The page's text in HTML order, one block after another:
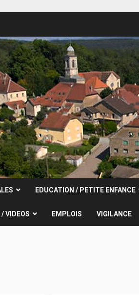
EDUCATION / PETITE ENFANCE
VIDEOS EMPLOIS VIGILANCE